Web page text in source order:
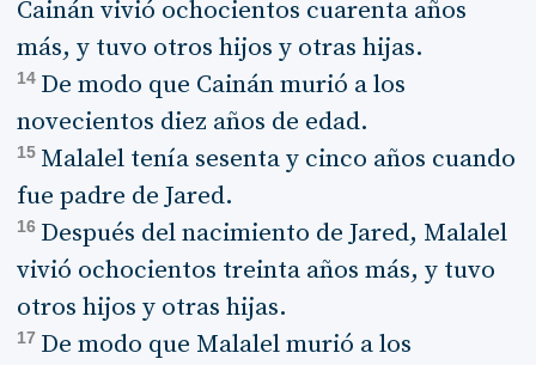
Cainán vivió ochocientos cuarenta años
más, y tuvo otros hijos y otras hijas.
14 De modo que Cainán murió a los
novecientos diez años de edad.
15 Malalel tenía sesenta y cinco años cuando
fue padre de Jared.
16 Después del nacimiento de Jared, Malalel
vivió ochocientos treinta años más, y tuvo
otros hijos y otras hijas.
17 De modo que Malalel murió a los